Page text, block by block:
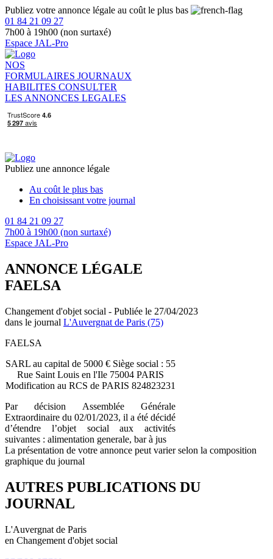
Publiez votre annonce légale au coût le plus bas
01 84 21 09 27
7h00 à 19h00 (non surtaxé)
Espace JAL-Pro
NOS
FORMULAIRES JOURNAUX
HABILITES CONSULTER
LES ANNONCES LEGALES
Publiez une annonce légale
Au coût le plus bas
En choisissant votre journal
01 84 21 09 27
7h00 à 19h00 (non surtaxé)
Espace JAL-Pro
ANNONCE LÉGALE
FAELSA
Changement d'objet social - Publiée le 27/04/2023
dans le journal L'Auvergnat de Paris (75)
FAELSA
SARL au capital de 5000 € Siège social : 55
Rue Saint Louis en l'Ile 75004 PARIS
Modification au RCS de PARIS 824823231
Par décision Assemblée Générale
Extraordinaire du 02/01/2023, il a été décidé
d’étendre l’objet social aux activités
suivantes : alimentation generale, bar à jus
La présentation de votre annonce peut varier selon la composition
graphique du journal
AUTRES PUBLICATIONS DU
JOURNAL
L'Auvergnat de Paris
en Changement d'objet social